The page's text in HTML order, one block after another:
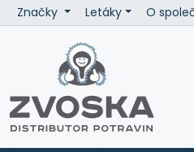
Značky Letáky O